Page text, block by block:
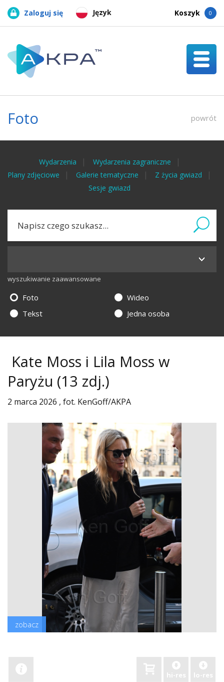
Język
Zaloguj się Koszyk 0
Foto powrót
Wydarzenia
Wydarzenia zagraniczne
Plany zdjęciowe
Galerie tematyczne
Z życia gwiazd
Sesje gwiazd
wyszukiwanie zaawansowane
Foto
Wideo
Tekst
Jedna osoba
Kate Moss i Lila Moss w
Paryżu (13 zdj.)
2 marca 2026 , fot. KenGoff/AKPA
zobacz
hi-res lo-res